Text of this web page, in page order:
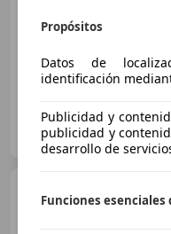
07/2016
FLEXICAR GRUPO
ES-08097 L'Hospitalet de
Propósitos
Datos de
identificación
Publicidad y
publicidad y
desarrollo de
Funciones esenciales